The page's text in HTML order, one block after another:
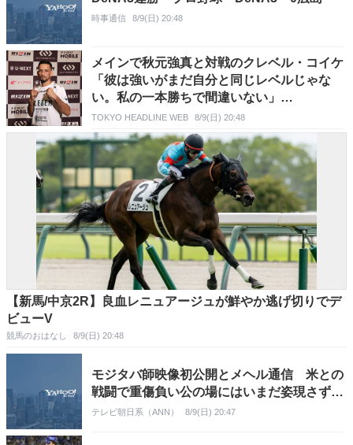
時事通信 8/9(日) 20:48
メインで秋元強真と対戦のクレベル・コイケ
「彼は強いがまだ自分と同じレベルじゃな
い。私の一本勝ちで間違いない」
【RIZIN.54】
TOKYO HEADLINE WEB 8/9(日) 20:48
【新馬/中京2R】良血レニュアージュが鮮やか逃げ切りでデ
ビューV
競馬のおはなし 8/9(日) 20:48
モジタバ師映像初公開とメヘル通信 米との
戦闘で重傷負い公の場にはいまだ姿現さず…
テレビ朝日系（ANN） 8/9(日) 20:47